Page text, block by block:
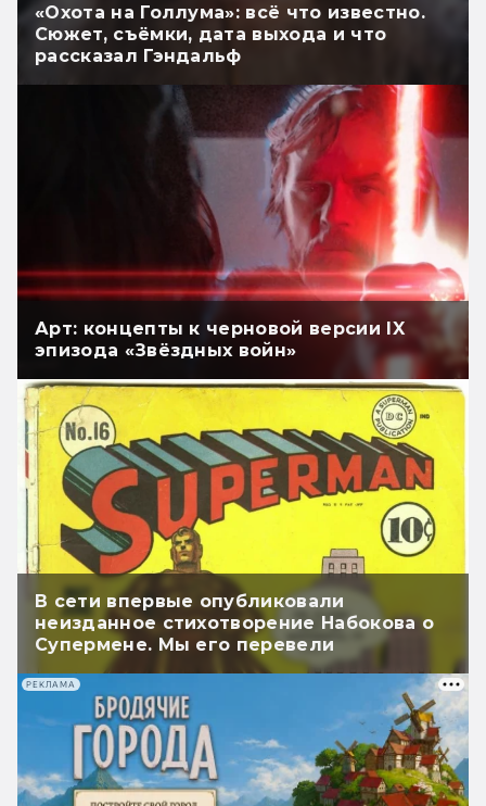
«Охота на Голлума»: всё что известно.
Сюжет, съёмки, дата выхода и что
рассказал Гэндальф
Арт: концепты к черновой версии IX
эпизода «Звёздных войн»
В сети впервые опубликовали
неизданное стихотворение Набокова о
Супермене. Мы его перевели
РЕКЛАМА